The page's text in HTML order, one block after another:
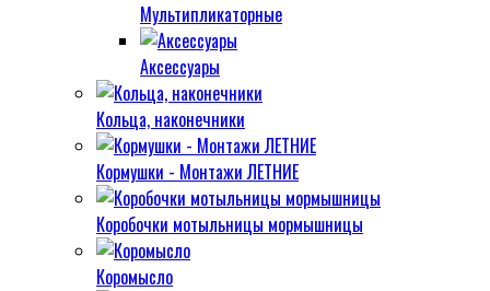
Мультипликаторные
Аксессуары
Кольца, наконечники
Кормушки - Монтажи ЛЕТНИЕ
Коробочки мотыльницы мормышницы
Коромысло